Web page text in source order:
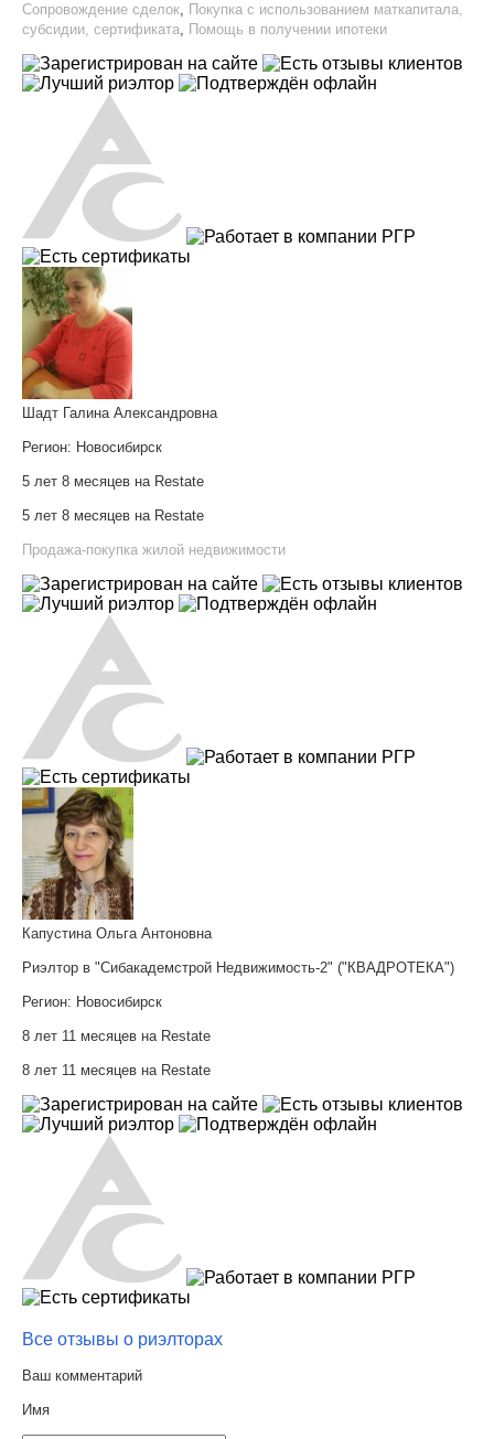
Сопровождение сделок, Покупка с использованием маткапитала,
субсидии, сертификата, Помощь в получении ипотеки
Шадт Галина Александровна
Регион: Новосибирск
5 лет 8 месяцев на Restate
5 лет 8 месяцев на Restate
Продажа-покупка жилой недвижимости
Капустина Ольга Антоновна
Риэлтор в "Сибакадемстрой Недвижимость-2" ("КВАДРОТЕКА")
Регион: Новосибирск
8 лет 11 месяцев на Restate
8 лет 11 месяцев на Restate
Все отзывы о риэлторах
Ваш комментарий
Имя